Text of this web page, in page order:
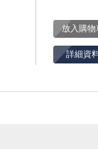
放入購物
詳細資